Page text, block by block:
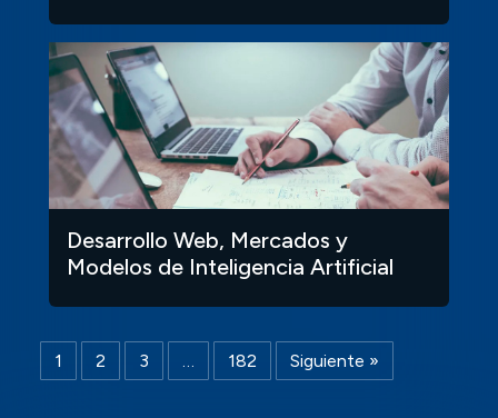
Desarrollo Web, Mercados y
Modelos de Inteligencia Artificial
1 2 3 … 182 Siguiente »